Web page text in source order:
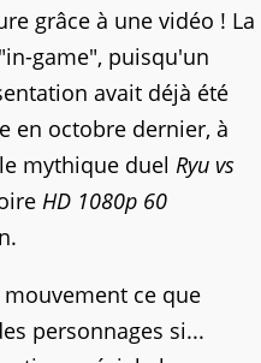
grâce à une vidéo ! La
game", puisqu'un
avait déjà été
en octobre dernier, à
mythique duel Ryu vs
HD 1080p 60
ce que
personnages si...